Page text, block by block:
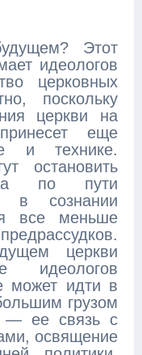
Этот
идеологов
церковных
поскольку
церкви на
еще
и технике.
остановить
по пути
в сознании
все меньше
церкви
идеологов
может идти в
грузом
— ее связь с
освящение